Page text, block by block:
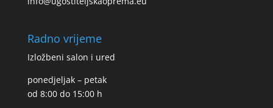
Radno vrijeme
Izložbeni salon i ured
ponedjeljak – petak
od 8:00 do 15:00 h